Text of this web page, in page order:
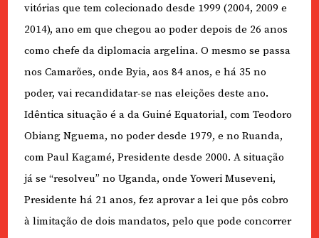
vitórias que tem colecionado desde 1999 (2004, 2009 e
2014), ano em que chegou ao poder depois de 26 anos
como chefe da diplomacia argelina. O mesmo se passa
nos Camarões, onde Byia, aos 84 anos, e há 35 no
poder, vai recandidatar-se nas eleições deste ano.
Idêntica situação é a da Guiné Equatorial, com Teodoro
Obiang Nguema, no poder desde 1979, e no Ruanda,
com Paul Kagamé, Presidente desde 2000. A situação
já se “resolveu” no Uganda, onde Yoweri Museveni,
Presidente há 21 anos, fez aprovar a lei que pôs cobro
à limitação de dois mandatos, pelo que pode concorrer